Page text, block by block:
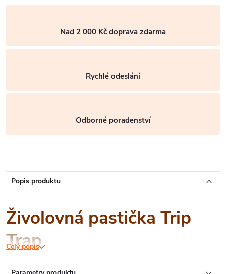
Nad 2 000 Kč doprava zdarma
Rychlé odeslání
Odborné poradenství
Popis produktu
Živolovná pastička Trip
Trap
Celý popis